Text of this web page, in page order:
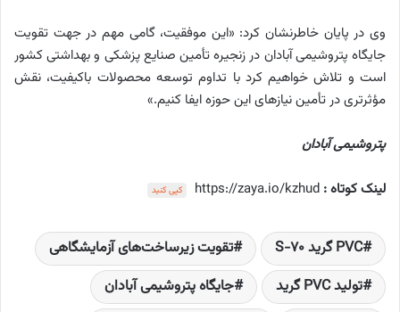
وی در پایان خاطرنشان کرد: «این موفقیت، گامی مهم در جهت تقویت
جایگاه پتروشیمی آبادان در زنجیره تأمین صنایع پزشکی و بهداشتی کشور
است و تلاش خواهیم کرد با تداوم توسعه محصولات باکیفیت، نقش
مؤثرتری در تأمین نیازهای این حوزه ایفا کنیم.»
پتروشیمی آبادان
لینک کوتاه : https://zaya.io/kzhud کپی کنید
PVC گرید S-70
تقویت زیرساخت‌های آزمایشگاهی
تولید PVC گرید
جایگاه پتروشیمی آبادان